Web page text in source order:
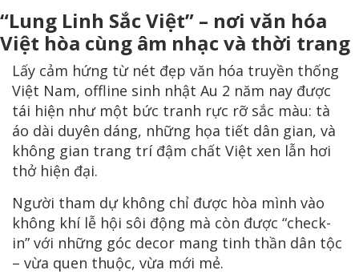
“Lung Linh Sắc Việt” – nơi văn hóa
Việt hòa cùng âm nhạc và thời trang
Lấy cảm hứng từ nét đẹp văn hóa truyền thống
Việt Nam, offline sinh nhật Au 2 năm nay được
tái hiện như một bức tranh rực rỡ sắc màu: tà
áo dài duyên dáng, những họa tiết dân gian, và
không gian trang trí đậm chất Việt xen lẫn hơi
thở hiện đại.
Người tham dự không chỉ được hòa mình vào
không khí lễ hội sôi động mà còn được “check-
in” với những góc decor mang tinh thần dân tộc
– vừa quen thuộc, vừa mới mẻ.